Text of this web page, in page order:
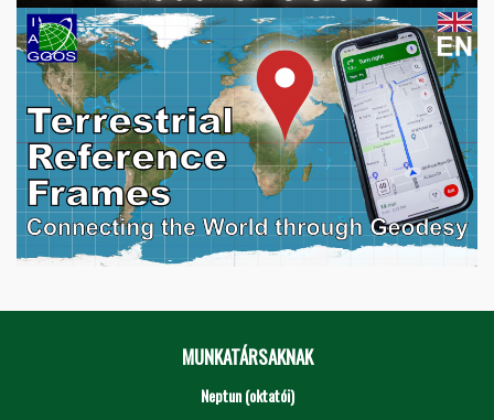
MUNKATÁRSAKNAK
Neptun (oktatói)